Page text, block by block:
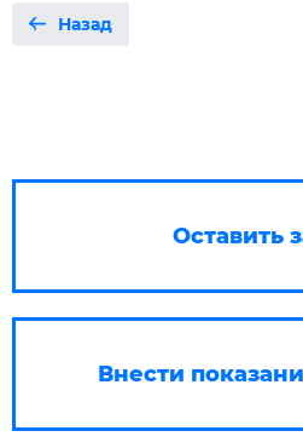
Назад
Оставить
Внести